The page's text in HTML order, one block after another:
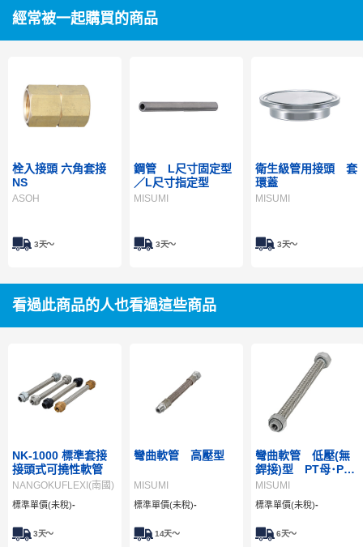
經常被一起購買的商品
栓入接頭 六角套接
NS
ASOH
3天～
鋼管 L尺寸固定型
／L尺寸指定型
MISUMI
3天～
衛生級管用接頭 套
環蓋
MISUMI
3天～
看過此商品的人也看過這些商品
NK-1000 標準套接
接頭式可撓性軟管
NANGOKUFLEXI(南國)
標準單價(未稅)-
3天～
彎曲軟管 高壓型
MISUMI
標準單價(未稅)-
14天～
彎曲軟管 低壓(無
銲接)型 PT母･PT
母
MISUMI
標準單價(未稅)-
6天～